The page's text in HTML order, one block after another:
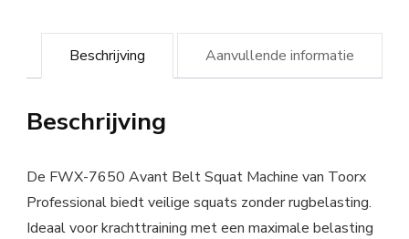
Beschrijving Aanvullende informatie
Beschrijving
De FWX-7650 Avant Belt Squat Machine van Toorx
Professional biedt veilige squats zonder rugbelasting.
Ideaal voor krachttraining met een maximale belasting